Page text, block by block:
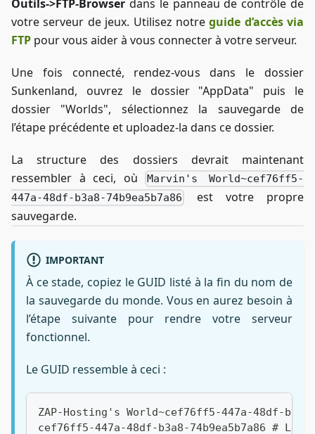
Outils->FTP-Browser dans le panneau de contrôle de
votre serveur de jeux. Utilisez notreguide d’accès via
FTP pour vous aider à vous connecter à votre serveur.
Une fois connecté, rendez-vous dans le dossier
Sunkenland, ouvrez le dossier "AppData" puis le
dossier "Worlds", sélectionnez la sauvegarde de
l’étape précédente et uploadez-la dans ce dossier.
La structure des dossiers devrait maintenant
ressembler à ceci, où
Marvin's World~cef76ff5-
447a-48df-b3a8-74b9ea5b7a86
est votre propre
sauvegarde.
IMPORTANT
À ce stade, copiez le GUID listé à la fin du nom de
la sauvegarde du monde. Vous en aurez besoin à
l’étape suivante pour rendre votre serveur
fonctionnel.
Le GUID ressemble à ceci :
ZAP-Hosting's World~cef76ff5-447a-48df-b3a8-
cef76ff5-447a-48df-b3a8-74b9ea5b7a86 # Le